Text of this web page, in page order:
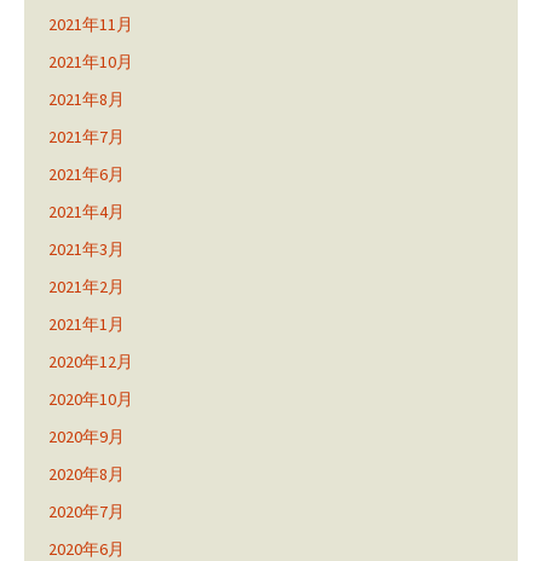
2021年11月
2021年10月
2021年8月
2021年7月
2021年6月
2021年4月
2021年3月
2021年2月
2021年1月
2020年12月
2020年10月
2020年9月
2020年8月
2020年7月
2020年6月